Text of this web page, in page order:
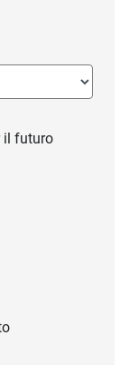
il futuro